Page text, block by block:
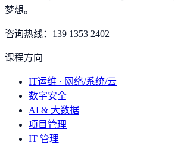
梦想。
咨询热线： 139 1353 2402
课程方向
IT运维 · 网络/系统/云
数字安全
AI & 大数据
项目管理
IT 管理